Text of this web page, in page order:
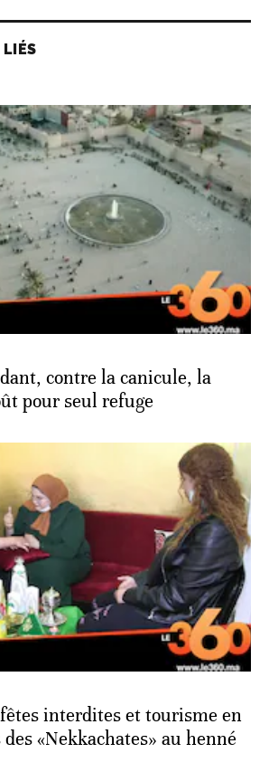
LIÉS
contre la canicule, la
pour seul refuge
interdites et tourisme en
«Nekkachates» au henné